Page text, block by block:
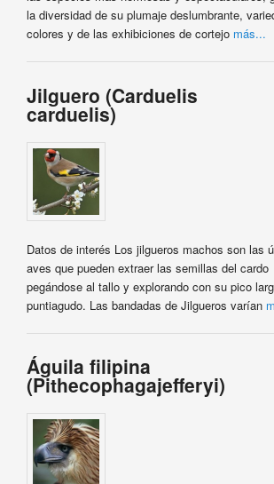
la diversidad de su plumaje deslumbrante,
colores y de las exhibiciones de cortejo más...
Jilguero (Carduelis
carduelis)
Datos de interés Los jilgueros machos son las
aves que pueden extraer las semillas del cardo
pegándose al tallo y explorando con su pico
puntiagudo. Las bandadas de Jilgueros varían
Águila filipina
(Pithecophagajefferyi)